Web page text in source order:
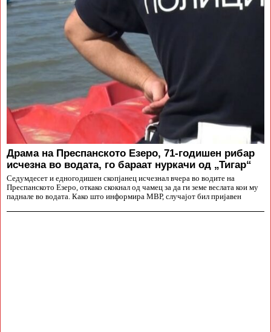
Драма на Преспанското Езеро, 71-годишен рибар
исчезна во водата, го бараат нуркачи од „Тигар“
Седумдесет и едногодишен скопјанец исчезнал вчера во водите на
Преспанското Езеро, откако скокнал од чамец за да ги земе веслата кои му
паднале во водата. Како што информира МВР, случајот бил пријавен